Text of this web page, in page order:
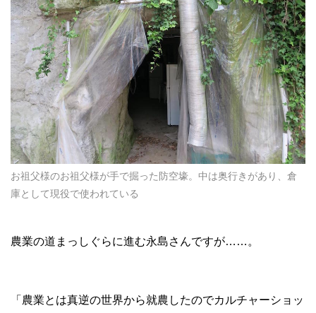
お祖父様のお祖父様が手で掘った防空壕。中は奥行きがあり、倉
庫として現役で使われている
農業の道まっしぐらに進む永島さんですが……。
「農業とは真逆の世界から就農したのでカルチャーショッ